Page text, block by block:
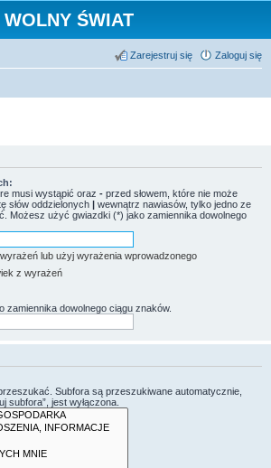
WOLNY ŚWIAT
Zaloguj się
Zarejestruj się
musi wystąpić oraz - przed słowem, które nie może
słów oddzielonych | wewnątrz nawiasów, tylko jedno ze
Możesz użyć gwiazdki (*) jako zamiennika dowolnego
lub użyj wyrażenia wprowadzonego
z wyrażeń
zamiennika dowolnego ciągu znaków.
Subfora są przeszukiwane automatycznie,
subfora”, jest wyłączona.